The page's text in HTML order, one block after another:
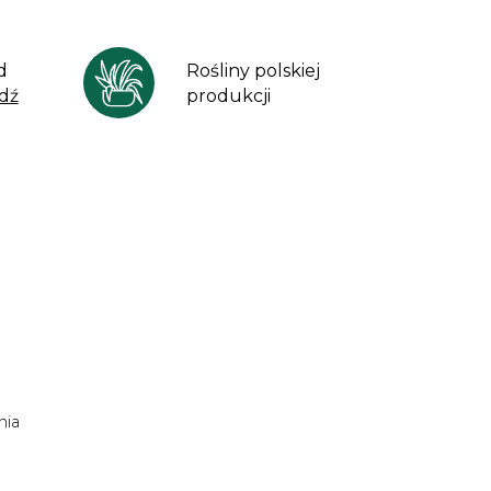
Rośliny polskiej
produkcji